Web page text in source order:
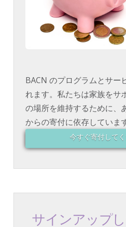
BACN のプログラムとサー
れます。私たちは家族をサ
の場所を維持するために、
からの寄付に依存しています
今すぐ寄付してく
サインアップ